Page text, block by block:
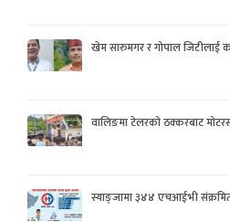
खेम सारुमगर र गोपाल जिटीलाई
वालिङमा टेलरको ठक्करबाट
स्याङ्जामा ३४४ एचआईभी